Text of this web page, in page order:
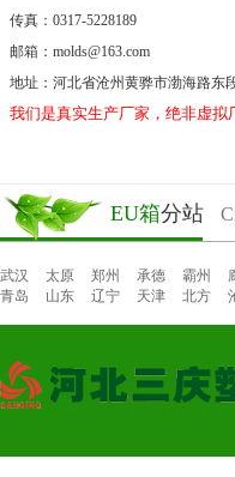
传真：0317-5228189
邮箱：molds@163.com
地址：河北省沧州黄骅市渤海路东
我们是真实生产厂家，绝非虚拟
EU箱分站
武汉 太原 郑州 承德 霸州
青岛
山东 辽宁 天津 北方